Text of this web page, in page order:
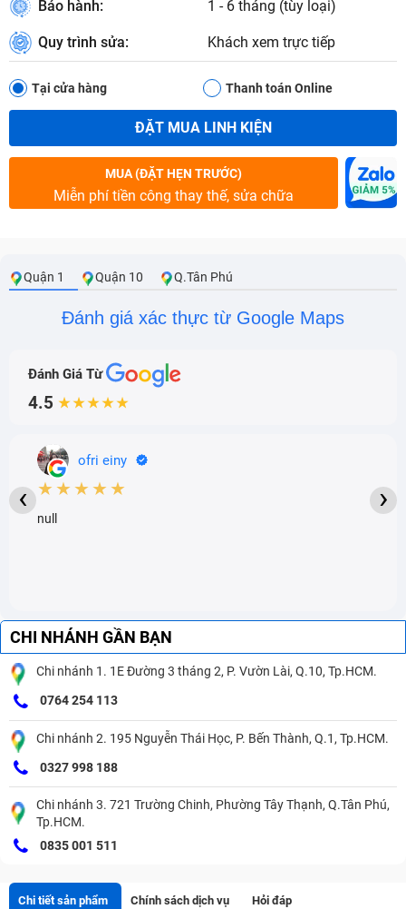
Bảo hành: 1 - 6 tháng (tùy loại)
Quy trình sửa: Khách xem trực tiếp
Tại cửa hàng Thanh toán Online
ĐẶT MUA LINH KIỆN
MUA (ĐẶT HẸN TRƯỚC)
Miễn phí tiền công thay thế, sửa chữa
Quận 1 Quận 10 Q.Tân Phú
Đánh giá xác thực từ Google Maps
Đánh Giá Từ
4.5 ★★★★★
ofri einy
★★★★★
null
‹ ›
CHI NHÁNH GẦN BẠN
Chi nhánh 1. 1E Đường 3 tháng 2, P. Vườn Lài, Q.10, Tp.HCM.
0764 254 113
Chi nhánh 2. 195 Nguyễn Thái Học, P. Bến Thành, Q.1, Tp.HCM.
0327 998 188
Chi nhánh 3. 721 Trường Chinh, Phường Tây Thạnh, Q.Tân Phú,
Tp.HCM.
0835 001 511
Chi tiết sản phẩm Chính sách dịch vụ Hỏi đáp